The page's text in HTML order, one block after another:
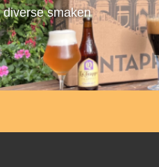
smaken